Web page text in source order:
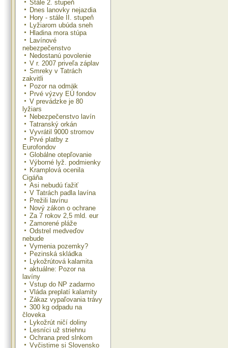
Stále 2. stupeň
Dnes lanovky nejazdia
Hory - stále II. stupeň
Lyžiarom ubúda sneh
Hladina mora stúpa
Lavínové
nebezpečenstvo
Nedostanú povolenie
V r. 2007 priveľa záplav
Smreky v Tatrách
zakvitli
Pozor na odmäk
Prvé výzvy EÚ fondov
V prevádzke je 80
lyžiars
Nebezpečenstvo lavín
Tatranský orkán
Vyvrátil 9000 stromov
Prvé platby z
Eurofondov
Globálne otepľovanie
Výborné lyž. podmienky
Kramplová ocenila
Cigáňa
Asi nebudú ťažiť
V Tatrách padla lavína
Prežili lavínu
Nový zákon o ochrane
Za 7 rokov 2,5 mld. eur
Zamorené pláže
Odstrel medveďov
nebude
Vymenia pozemky?
Pezinská skládka
Lykožrútová kalamita
aktuálne: Pozor na
lavíny
Vstup do NP zadarmo
Vláda preplatí kalamity
Zákaz vypaľovania trávy
300 kg odpadu na
človeka
Lykožrút ničí doliny
Lesníci už striehnu
Ochrana pred slnkom
Vyčistime si Slovensko